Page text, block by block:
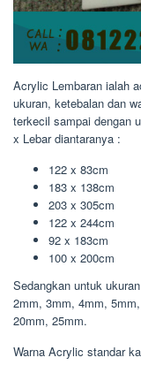
Acrylic Lembaran ialah
ukuran, ketebalan dan
terkecil sampai dengan
x Lebar diantaranya :
122 x 83cm
183 x 138cm
203 x 305cm
122 x 244cm
92 x 183cm
100 x 200cm
Sedangkan untuk
2mm, 3mm, 4mm,
20mm, 25mm.
Warna Acrylic standar